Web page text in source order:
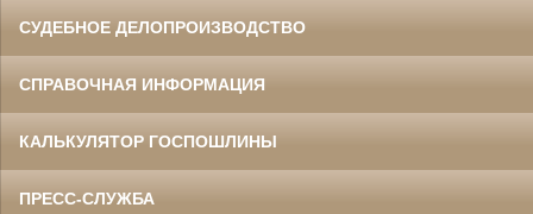
СУДЕБНОЕ ДЕЛОПРОИЗВОДСТВО
СПРАВОЧНАЯ ИНФОРМАЦИЯ
КАЛЬКУЛЯТОР ГОСПОШЛИНЫ
ПРЕСС-СЛУЖБА